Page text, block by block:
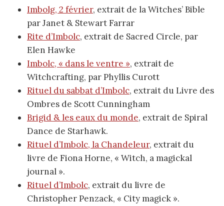
Imbolg, 2 février, extrait de la Witches’ Bible
par Janet & Stewart Farrar
Rite d’Imbolc, extrait de Sacred Circle, par
Elen Hawke
Imbolc, « dans le ventre », extrait de
Witchcrafting, par Phyllis Curott
Rituel du sabbat d’Imbolc, extrait du Livre des
Ombres de Scott Cunningham
Brigid & les eaux du monde, extrait de Spiral
Dance de Starhawk.
Rituel d’Imbolc, la Chandeleur, extrait du
livre de Fiona Horne, « Witch, a magickal
journal ».
Rituel d’Imbolc, extrait du livre de
Christopher Penzack, « City magick ».